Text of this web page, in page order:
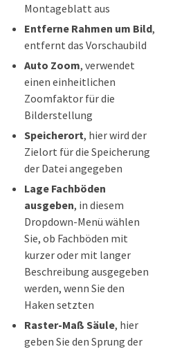
Montageblatt aus
Entferne Rahmen um Bild,
entfernt das Vorschaubild
Auto Zoom, verwendet
einen einheitlichen
Zoomfaktor für die
Bilderstellung
Speicherort, hier wird der
Zielort für die Speicherung
der Datei angegeben
Lage Fachböden
ausgeben, in diesem
Dropdown-Menü wählen
Sie, ob Fachböden mit
kurzer oder mit langer
Beschreibung ausgegeben
werden, wenn Sie den
Haken setzten
Raster-Maß Säule, hier
geben Sie den Sprung der